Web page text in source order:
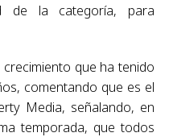
de la categoría, para
que ha tenido
comentando que es el
Media, señalando, en
temporada, que todos